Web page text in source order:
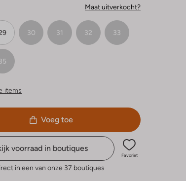
Maat uitverkocht?
30 31 32 33
items
Voeg toe
voorraad in boutiques
Favoriet
in een van onze 37 boutiques